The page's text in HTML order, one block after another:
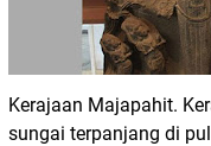
Kerajaan Majapahit.
sungai terpanjang di